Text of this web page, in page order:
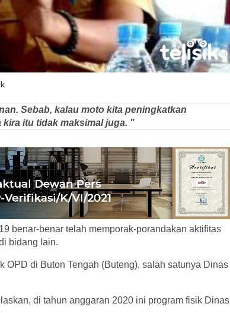
Sebab, kalau moto kita peningkatkan
kira itu tidak maksimal juga. "
benar-benar telah memporak-porandakan aktifitas
bidang lain.
OPD di Buton Tengah (Buteng), salah satunya Dinas
di tahun anggaran 2020 ini program fisik Dinas